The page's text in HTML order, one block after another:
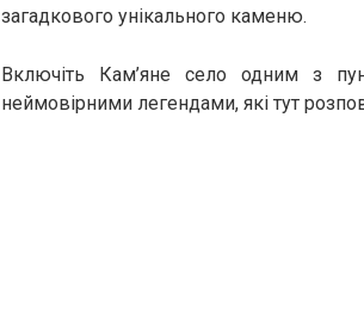
загадкового унікального каменю.
Включіть Кам’яне село одним з
неймовірними легендами, які тут